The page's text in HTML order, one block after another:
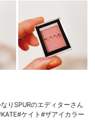
りSPURのエディターさん
ケイト#ザアイカラー